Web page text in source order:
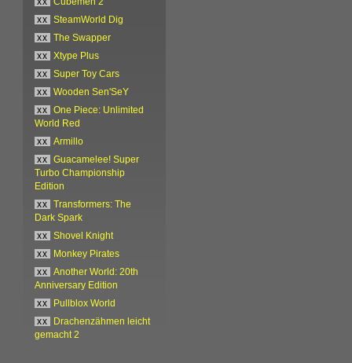
xx
SteamWorld Dig
xx
The Swapper
xx
Xtype Plus
xx
Super Toy Cars
xx
Wooden Sen'SeY
xx
One Piece: Unlimited
World Red
xx
Armillo
xx
Guacamelee! Super
Turbo Championship
Edition
xx
Transformers: The
Dark Spark
xx
Shovel Knight
xx
Monkey Pirates
xx
Another World: 20th
Anniversary Edition
xx
Pullblox World
xx
Drachenzähmen leicht
gemacht 2